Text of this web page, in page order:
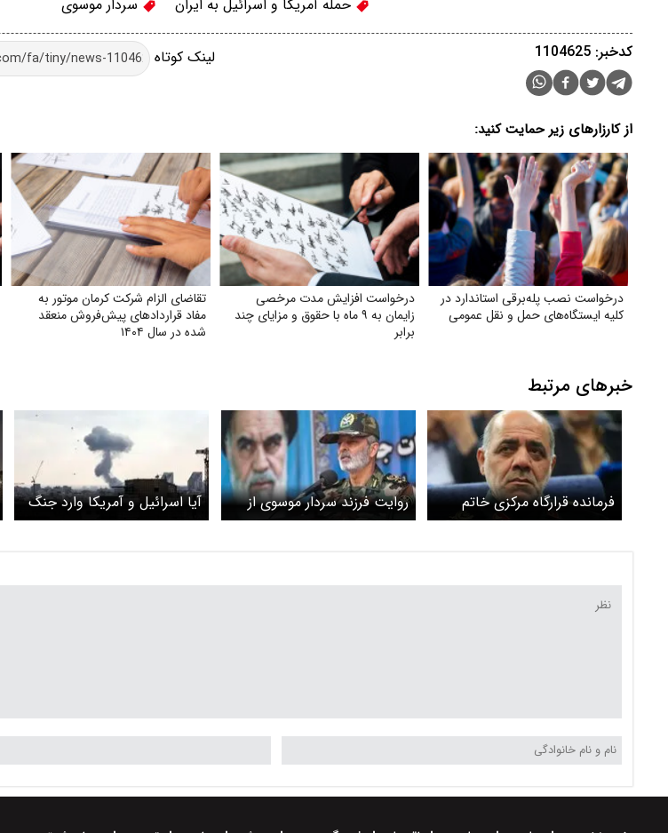
حمله آمریکا و اسرائیل به ایران سردار موسوی
لینک کوتاه کدخبر: 1104625
از کارزارهای زیر حمایت کنید:
درخواست نصب پله‌برقی استاندارد در
کلیه ایستگاه‌های حمل‌ و نقل عمومی
درخواست افزایش مدت مرخصی
زایمان به ۹ ماه با حقوق و مزایای چند
برابر
تقاضای الزام شرکت کرمان موتور به
مفاد قراردادهای پیش‌فروش منعقد
شده در سال ۱۴۰۴
خبرهای مرتبط
فرمانده قرارگاه مرکزی خاتم
الانبیا به آمریکا و اسرائیل
روایت فرزند سردار موسوی از
آخرین لحظات زندگی پدرش
روز زیر آوار بود
آیا اسرائیل و آمریکا وارد جنگ
جدید می‌شوند یا خیر؟ کیهان